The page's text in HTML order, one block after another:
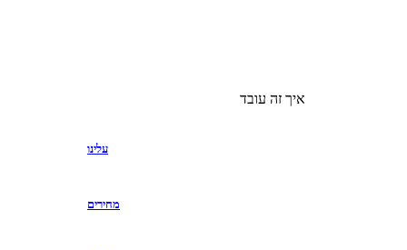
איך זה עובד
עלינו
מחירים